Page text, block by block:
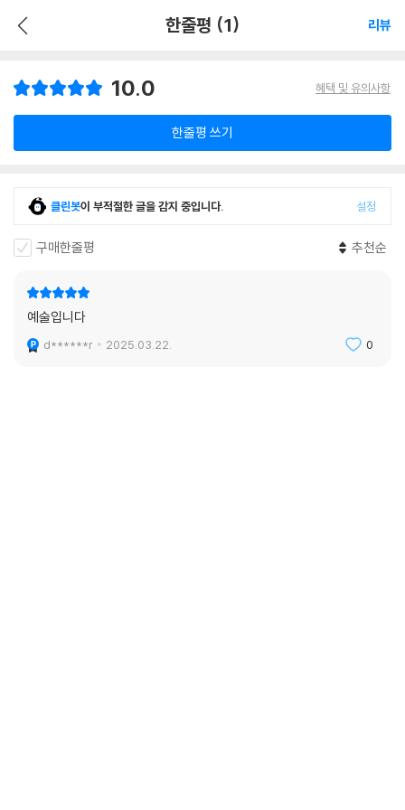
한줄평 (1) 리뷰
10.0 혜택 및 유의사항
한줄평 쓰기
클린봇이 부적절한 글을 감지 중입니다. 설정
구매한줄평 추천순
예술입니다
d******r 2025.03.22. 0